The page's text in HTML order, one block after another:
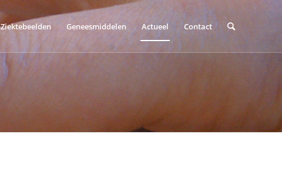
Ziektebeelden Geneesmiddelen Actueel Contact